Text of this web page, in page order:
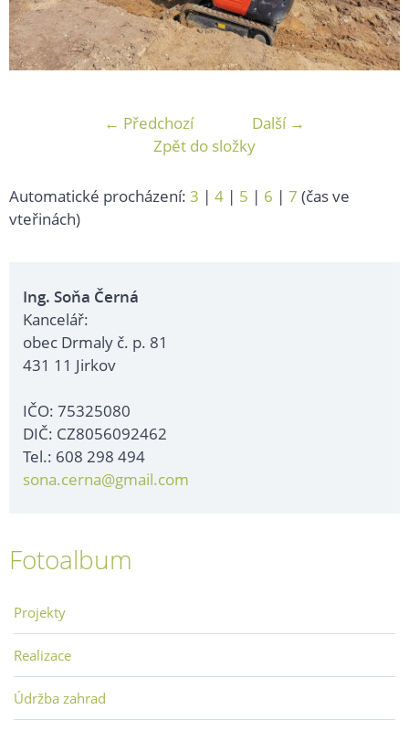
← Předchozí
Další →
Zpět do složky
Automatické procházení: 3 | 4 | 5 | 6 | 7 (čas ve
vteřinách)
Ing. Soňa Černá
Kancelář:
obec Drmaly č. p. 81
431 11 Jirkov
IČO: 75325080
DIČ: CZ8056092462
Tel.: 608 298 494
sona.cerna@gmail.com
Fotoalbum
Projekty
Realizace
Údržba zahrad